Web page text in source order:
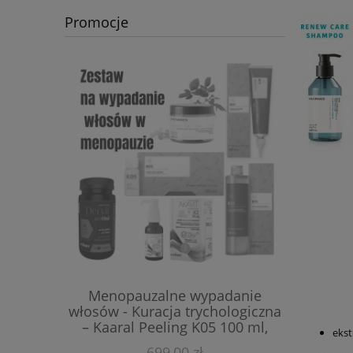
Promocje
Menopauzalne wypadanie
włosów - Kuracja trychologiczna
– Kaaral Peeling K05 100 ml,
szampon 250 ml i ampułki 12x10